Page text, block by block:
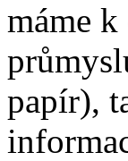
máme
papír),